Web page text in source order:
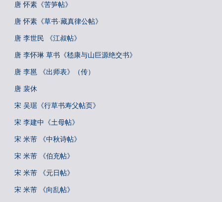
唐 怀素《苦笋帖》
唐 怀素《草书·藏真律公帖》
唐 李世民 《江叔帖》
唐 李怀琳 草书《嵇康与山巨源绝交书》
唐 李邕 《出师表》（传）
唐 裴休
宋 吴琚《行草书寿父帖页》
宋 李建中《土母帖》
宋 米芾 《中秋诗帖》
宋 米芾 《伯充帖》
宋 米芾 《元日帖》
宋 米芾 《向乱帖》